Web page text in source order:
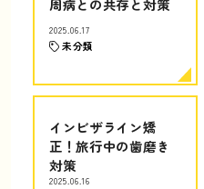
周病との共存と対策
2025.06.17
未分類
インビザライン矯
正！旅行中の歯磨き
対策
2025.06.16